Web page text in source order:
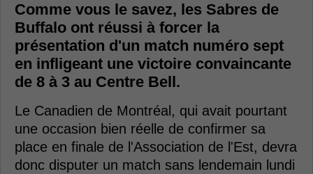
Comme vous le savez, les Sabres de
Buffalo ont réussi à forcer la
présentation d'un match numéro sept
en infligeant une victoire convaincante
de 8 à 3 au Centre Bell.
Le Canadien de Montréal, qui avait pourtant
une occasion bien réelle de confirmer sa
place en finale de l'Association de l'Est, devra
donc disputer un match sans lendemain lundi